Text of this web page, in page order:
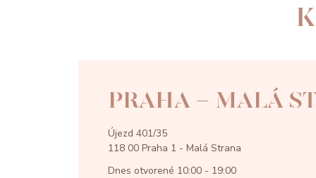
PRAHA - MALÁ
Újezd 401/35
118 00 Praha 1 - Malá Strana
Dnes otvorené 10:00 - 19:00